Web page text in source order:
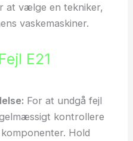
at vælge en tekniker,
vaskemaskiner.
E21
For at undgå fejl
kontrollere
Hold